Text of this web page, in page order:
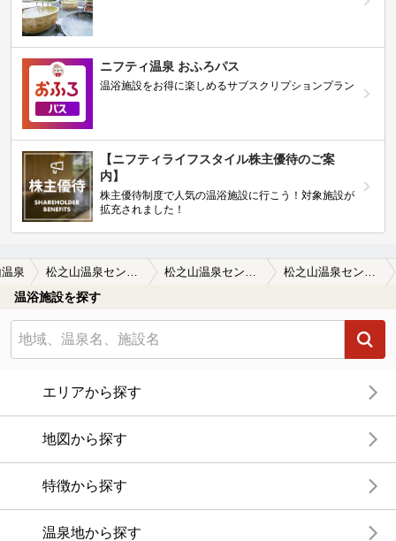
ニフティ温泉 おふろパス
温浴施設をお得に楽しめるサブスクリプションプラン
【ニフティライフスタイル株主優待のご案
内】
株主優待制度で人気の温浴施設に行こう！対象施設が
拡充されました！
泉
温浴施設を探す
エリアから探す
地図から探す
特徴から探す
温泉地から探す